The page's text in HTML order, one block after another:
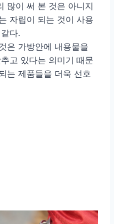
많이 써 본 것은 아니지
자립이 되는 것이 사용
다.
은 가방안에 내용물을
고 있다는 의미기 때문
는 제품들을 더욱 선호